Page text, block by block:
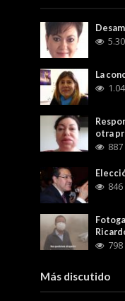
La
otra
887
846
798
Más discutido